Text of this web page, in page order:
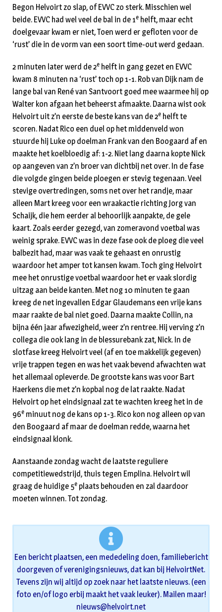
Begon Helvoirt zo slap, of EVVC zo sterk. Misschien wel
beide. EVVC had wel veel de bal in de 1e helft, maar echt
doelgevaar kwam er niet, Toen werd er gefloten voor de
‘rust’ die in de vorm van een soort time-out werd gedaan.
2 minuten later werd de 2e helft in gang gezet en EVVC
kwam 8 minuten na ‘rust’ toch op 1-1. Rob van Dijk nam de
lange bal van René van Santvoort goed mee waarmee hij op
Walter kon afgaan het beheerst afmaakte. Daarna wist ook
Helvoirt uit z’n eerste de beste kans van de 2e helft te
scoren. Nadat Rico een duel op het middenveld won
stuurde hij Luke op doelman Frank van den Boogaard af en
maakte het koelbloedig af: 1-2. Niet lang daarna kopte Nick
op aangeven van z’n broer van dichtbij net over. In de fase
die volgde gingen beide ploegen er stevig tegenaan. Veel
stevige overtredingen, soms net over het randje, maar
alleen Mart kreeg voor een wraakactie richting Jorg van
Schaijk, die hem eerder al behoorlijk aanpakte, de gele
kaart. Zoals eerder gezegd, van zomeravond voetbal was
weinig sprake. EVVC was in deze fase ook de ploeg die veel
balbezit had, maar was vaak te gehaast en onrustig
waardoor het amper tot kansen kwam. Toch ging Helvoirt
mee het onrustige voetbal waardoor het er vaak slordig
uitzag aan beide kanten. Met nog 10 minuten te gaan
kreeg de net ingevallen Edgar Glaudemans een vrije kans
maar raakte de bal niet goed. Daarna maakte Collin, na
bijna één jaar afwezigheid, weer z’n rentree. Hij verving z’n
collega die ook lang in de blessurebank zat, Nick. In de
slotfase kreeg Helvoirt veel (af en toe makkelijk gegeven)
vrije trappen tegen en was het vaak bevend afwachten wat
het allemaal opleverde. De grootste kans was voor Bart
Haerkens die met z’n kopbal nog de lat raakte. Nadat
Helvoirt op het eindsignaal zat te wachten kreeg het in de
96e minuut nog de kans op 1-3. Rico kon nog alleen op van
den Boogaard af maar de doelman redde, waarna het
eindsignaal klonk.
Aanstaande zondag wacht de laatste reguliere
competitiewedstrijd, thuis tegen Emplina. Helvoirt wil
graag de huidige 5e plaats behouden en zal daardoor
moeten winnen. Tot zondag.
Een bericht plaatsen, een mededeling doen, familiebericht
doorgeven of verenigingsnieuws, dat kan bij HelvoirtNet.
Tevens zijn wij altijd op zoek naar het laatste nieuws. (een
foto en/of logo erbij maakt het vaak leuker). Mailen maar!
nieuws@helvoirt.net